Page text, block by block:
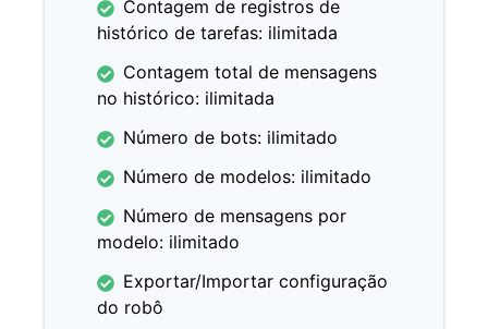
Contagem de registros de
histórico de tarefas: ilimitada
Contagem total de mensagens
no histórico: ilimitada
Número de bots: ilimitado
Número de modelos: ilimitado
Número de mensagens por
modelo: ilimitado
Exportar/Importar configuração
do robô